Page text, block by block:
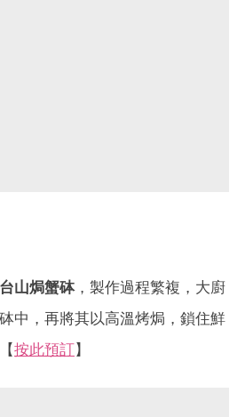
台山焗蟹砵，製作過程繁複，大廚
中，再將其以高溫烤焗，鎖住鮮
按此預訂】